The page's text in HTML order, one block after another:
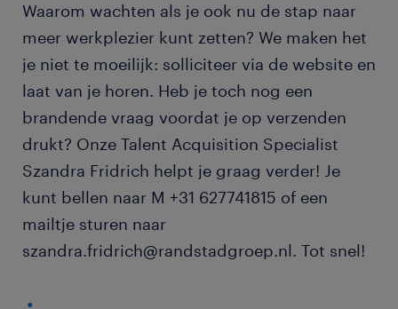
Waarom wachten als je ook nu de stap naar
meer werkplezier kunt zetten? We maken het
je niet te moeilijk: solliciteer via de website en
laat van je horen. Heb je toch nog een
brandende vraag voordat je op verzenden
drukt? Onze Talent Acquisition Specialist
Szandra Fridrich helpt je graag verder! Je
kunt bellen naar M +31 627741815 of een
mailtje sturen naar
szandra.fridrich@randstadgroep.nl. Tot snel!